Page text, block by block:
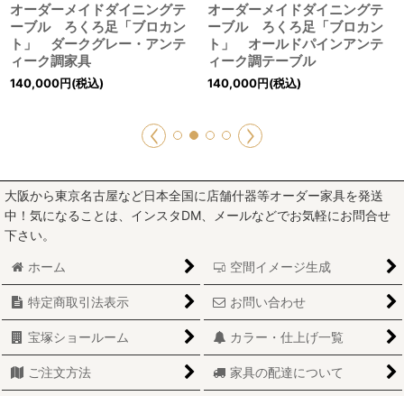
オーダーメイドダイニングテ
ーブル ろくろ足「ブロカン
ト」 ダークグレー・アンテ
ィーク調家具
140,000円(税込)
オーダーメイドダイニングテ
ーブル ろくろ足「ブロカン
ト」 オールドパインアンテ
ィーク調テーブル
140,000円(税込)
大阪から東京名古屋など日本全国に店舗什器等オーダー家具を発送
中！気になることは、インスタDM、メールなどでお気軽にお問合せ
下さい。
ホーム 空間イメージ生成
特定商取引法表示 お問い合わせ
宝塚ショールーム カラー・仕上げ一覧
ご注文方法 家具の配達について